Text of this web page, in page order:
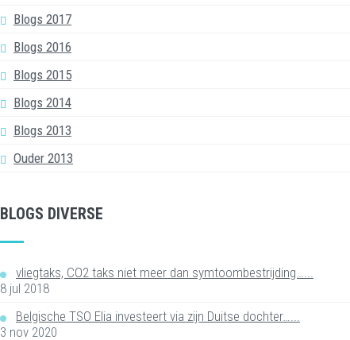
Blogs 2017
Blogs 2016
Blogs 2015
Blogs 2014
Blogs 2013
Ouder 2013
BLOGS DIVERSE
vliegtaks, CO2 taks niet meer dan symtoombestrijding…...
8 jul 2018
Belgische TSO Elia investeert via zijn Duitse dochter…...
3 nov 2020